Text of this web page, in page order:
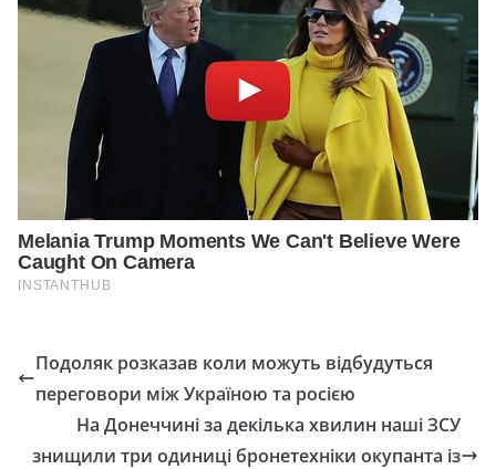
Подоляк розказав коли можуть відбудуться
переговори між Україною та росією
На Донеччині за декілька хвилин наші ЗСУ
знищили три одиниці бронетехніки окупанта із